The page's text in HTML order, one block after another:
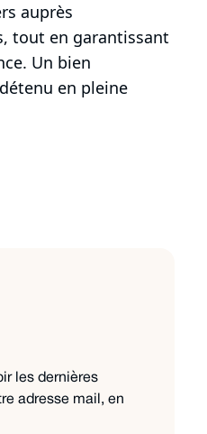
auprès
tout en garantissant
Un bien
en pleine
les dernières
adresse mail, en